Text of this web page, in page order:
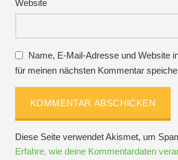
Website
Name, E-Mail-Adresse und Website
für meinen nächsten Kommentar
Diese Seite verwendet Akismet, um
Erfahre, wie deine Kommentardaten